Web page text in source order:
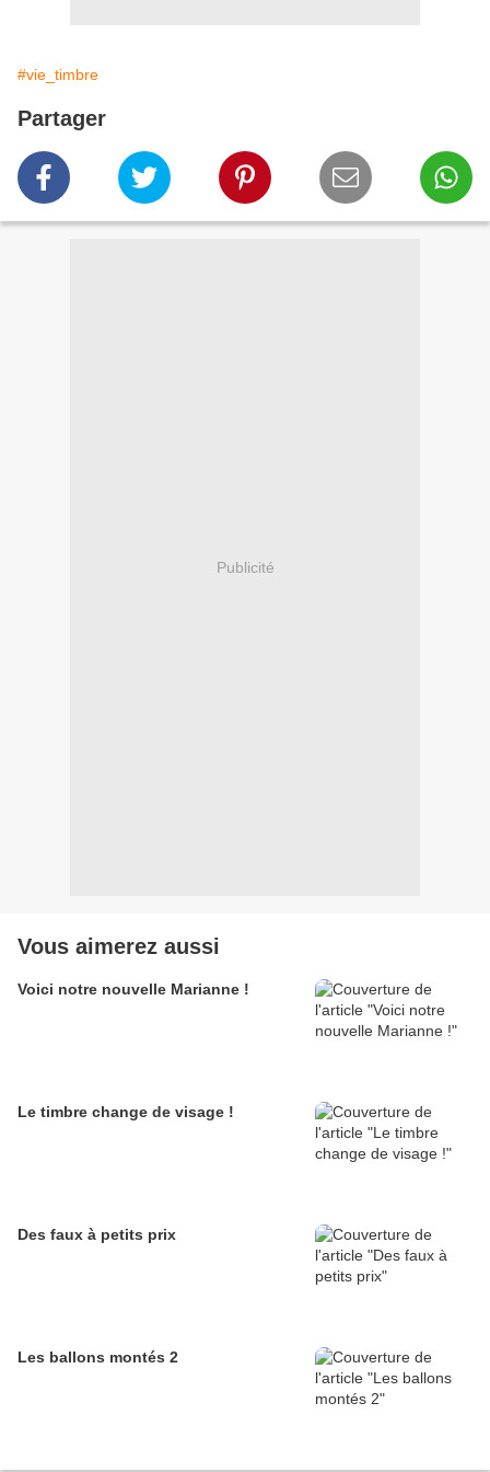
#vie_timbre
Partager
Publicité
Vous aimerez aussi
Voici notre nouvelle Marianne !
Le timbre change de visage !
Des faux à petits prix
Les ballons montés 2